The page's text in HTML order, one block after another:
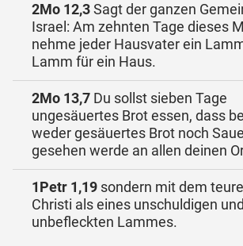
2Mo 12,3Sagt der ganzen
Israel: Am zehnten Tage dieses
nehme jeder Hausvater ein
Lamm für ein Haus.
2Mo 13,7 Du sollst sieben Tage
ungesäuertes Brot essen, dass
weder gesäuertes Brot noch
gesehen werde an allen deinen
1Petr 1,19 sondern mit dem
Christi als eines unschuldigen und
unbefleckten Lammes.